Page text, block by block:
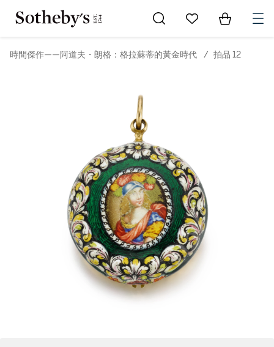
Go to My Favorites
Items in
時間傑作——阿道夫・朗格：格拉蘇蒂的黃金時代 / 拍品 12